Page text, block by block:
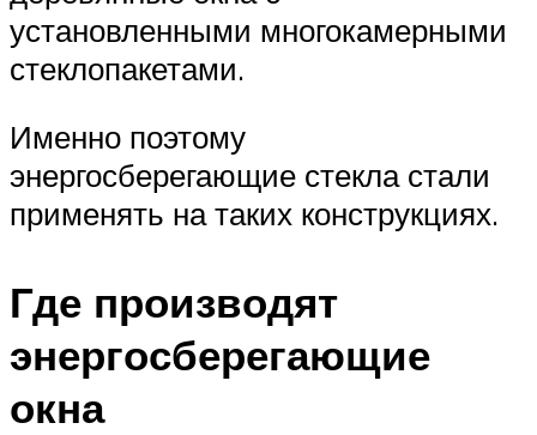
установленными многокамерными
стеклопакетами.
Именно поэтому
энергосберегающие стекла стали
применять на таких конструкциях.
Где производят
энергосберегающие
окна